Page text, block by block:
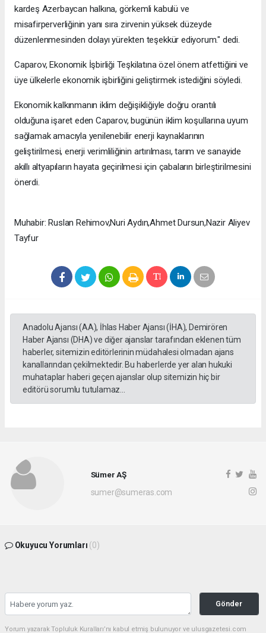
kardeş Azerbaycan halkına, görkemli kabulü ve
misafirperverliğinin yanı sıra zirvenin yüksek düzeyde
düzenlenmesinden dolayı yürekten teşekkür ediyorum." dedi.
Caparov, Ekonomik İşbirliği Teşkilatına özel önem atfettiğini ve
üye ülkelerle ekonomik işbirliğini geliştirmek istediğini söyledi.
Ekonomik kalkınmanın iklim değişikliğiyle doğru orantılı
olduğuna işaret eden Caparov, bugünün iklim koşullarına uyum
sağlamak amacıyla yenilenebilir enerji kaynaklarının
geliştirilmesi, enerji verimliliğinin artırılması, tarım ve sanayide
akıllı altyapıların hayata geçirilmesi için çabaların birleştirilmesini
önerdi.
Muhabir: Ruslan Rehimov,Nuri Aydın,Ahmet Dursun,Nazir Aliyev
Tayfur
Anadolu Ajansı (AA), İhlas Haber Ajansı (İHA), Demirören
Haber Ajansı (DHA) ve diğer ajanslar tarafından eklenen tüm
haberler, sitemizin editörlerinin müdahalesi olmadan ajans
kanallarından çekilmektedir. Bu haberlerde yer alan hukuki
muhataplar haberi geçen ajanslar olup sitemizin hiç bir
editörü sorumlu tutulamaz...
Sümer AŞ
sumer@sumeras.com
Okuyucu Yorumları (0)
Gönder
Yorum yazarak Topluluk Kuralları’nı kabul etmiş bulunuyor ve ulusgazetesi.com